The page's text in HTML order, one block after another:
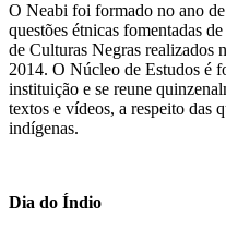
O Neabi foi formado no ano
questões étnicas fomentadas
de Culturas Negras realizados
2014. O Núcleo de Estudos é
instituição e se reune
textos e vídeos, a respeito das
indígenas.
Dia do Índio